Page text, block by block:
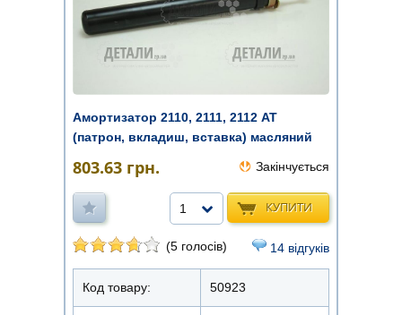
Амортизатор 2110, 2111, 2112 AT
(патрон, вкладиш, вставка) масляний
803.63 грн. Закінчується
КУПИТИ
1
(5 голосів) 14 відгуків
Код товару: 50923